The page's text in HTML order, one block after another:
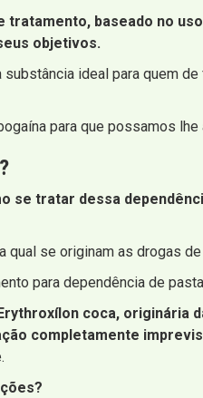
tratamento, baseado no
objetivos.
ideal para quem
para que possamos lhe
se tratar dessa
qual se originam as drogas
para dependência de
coca, originária
completamente